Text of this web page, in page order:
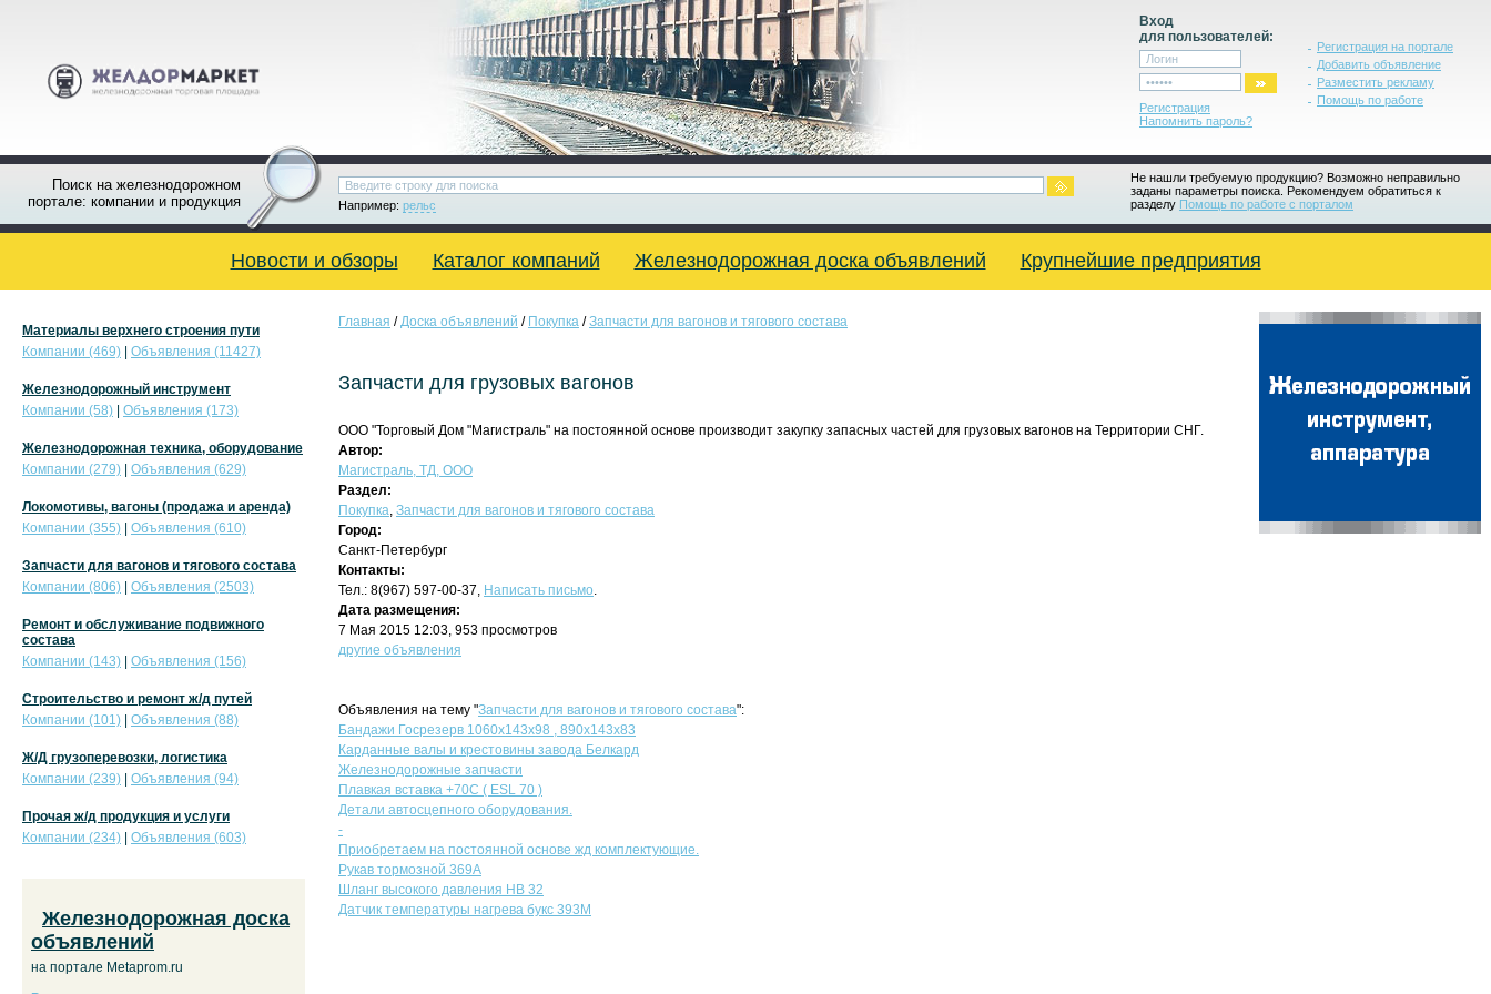
Вход
для пользователей:
Регистрация
Напомнить пароль?
Регистрация на портале
Добавить объявление
Разместить рекламу
Помощь по работе
Поиск на железнодорожном
портале: компании и продукция
Не нашли требуемую продукцию? Возможно неправильно
заданы параметры поиска. Рекомендуем обратиться к
разделу Помощь по работе с порталом
Например: рельс
Новости и обзоры Каталог компаний Железнодорожная доска объявлений Крупнейшие предприятия
Главная /Доска объявлений / Покупка /Запчасти для вагонов и тягового состава
Запчасти для грузовых вагонов
ООО "Торговый Дом "Магистраль" на постоянной основе производит закупку запасных частей для грузовых вагонов на Территории СНГ.
Автор:
Магистраль, ТД, ООО
Раздел:
Покупка, Запчасти для вагонов и тягового состава
Город:
Санкт-Петербург
Контакты:
Тел.: 8(967) 597-00-37, Написать письмо.
Дата размещения:
7 Мая 2015 12:03, 953 просмотров
другие объявления
Объявления на тему "Запчасти для вагонов и тягового состава":
Бандажи Госрезерв 1060х143х98 , 890х143х83
Карданные валы и крестовины завода Белкард
Железнодорожные запчасти
Плавкая вставка +70С ( ESL 70 )
Детали автосцепного оборудования.
-
Приобретаем на постоянной основе жд комплектующие.
Рукав тормозной 369А
Шланг высокого давления НВ 32
Датчик температуры нагрева букс 393М
Материалы верхнего строения пути
Компании (469)
Объявления (11427)
Железнодорожный инструмент
Компании (58)
Объявления (173)
Железнодорожная техника, оборудование
Компании (279)
Объявления (629)
Локомотивы, вагоны (продажа и аренда)
Компании (355)
Объявления (610)
Запчасти для вагонов и тягового состава
Компании (806)
Объявления (2503)
Ремонт и обслуживание подвижного
состава
Компании (143)
Объявления (156)
Строительство и ремонт ж/д путей
Компании (101)
Объявления (88)
Ж/Д грузоперевозки, логистика
Компании (239)
Объявления (94)
Прочая ж/д продукция и услуги
Компании (234)
Объявления (603)
Железнодорожная доска
объявлений
на портале Metaprom.ru